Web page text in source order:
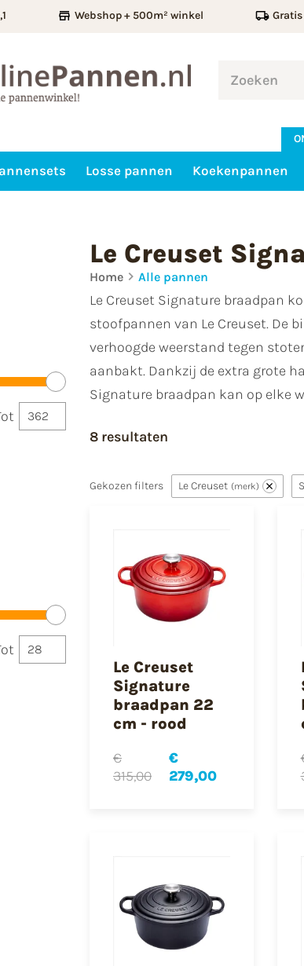
Webshop + 500m² winkel
Losse pannen Koekenpannen
Le Creuset
Home Alle pannen
Le Creuset Signature braadpan
stoofpannen van Le Creuset. De
verhoogde weerstand tegen
aanbakt. Dankzij de extra grote
Signature braadpan kan op elke
8 resultaten
Gekozen filters Le Creuset merk
Le Creuset
Signature
braadpan 22
cm - rood
€
315,00
€
279,00